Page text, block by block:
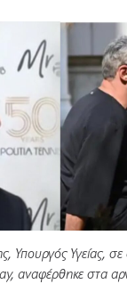
Υπουργός Υγείας,
αναφέρθηκε στα